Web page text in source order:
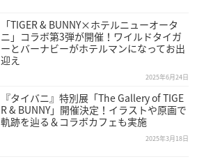
「TIGER & BUNNY×ホテルニューオータ
ニ」コラボ第3弾が開催！ワイルドタイガ
ーとバーナビーがホテルマンになってお出
迎え
2025年6月24日
『タイバニ』特別展「The Gallery of TIGE
R & BUNNY」開催決定！イラストや原画で
軌跡を辿る＆コラボカフェも実施
2025年3月18日